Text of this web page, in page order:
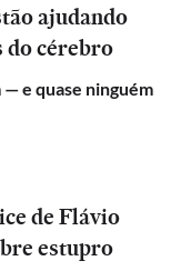
ajudando
do cérebro
— e quase ninguém
de Flávio
estupro